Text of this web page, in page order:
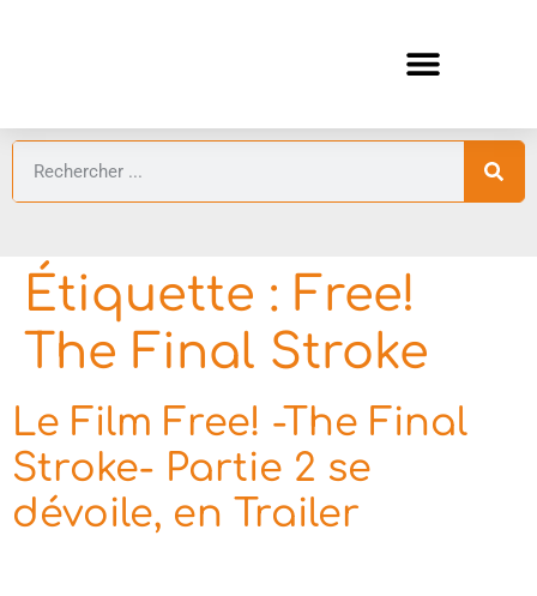
Étiquette : Free!
The Final Stroke
Le Film Free! -The Final
Stroke- Partie 2 se
dévoile, en Trailer